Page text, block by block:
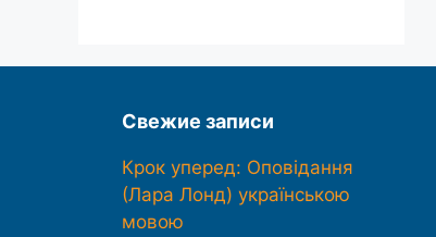
Свежие записи
Крок уперед: Оповідання
(Лара Лонд) українською
мовою